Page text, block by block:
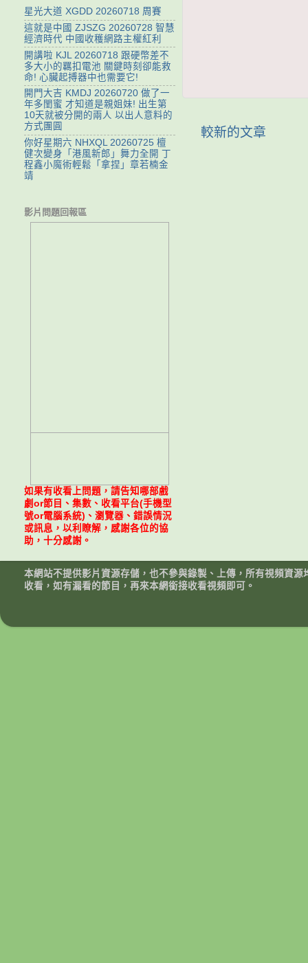
較新的文章
星光大道 XGDD 20260718 周賽
這就是中國 ZJSZG 20260728 智慧
經濟時代 中國收穫網路主權紅利
開講啦 KJL 20260718 跟硬幣差不
多大小的羈扣電池 關鍵時刻卻能救
命! 心臟起搏器中也需要它!
開門大吉 KMDJ 20260720 做了一
年多閨蜜 才知道是親姐妹! 出生第
10天就被分開的兩人 以出人意料的
方式團圓
你好星期六 NHXQL 20260725 檀
健次變身「港風新郎」舞力全開 丁
程鑫小魔術輕鬆「拿捏」章若楠金
靖
影片問題回報區
如果有收看上問題，請告知哪部戲
劇or節目、集數、收看平台(手機型
號or電腦系統)、瀏覽器、錯誤情況
或訊息，以利瞭解，感謝各位的協
助，十分感謝。
本網站不提供影片資源存儲，也不參與錄製、上傳，所有視頻資
收看，如有漏看的節目，再來本網銜接收看視頻即可。